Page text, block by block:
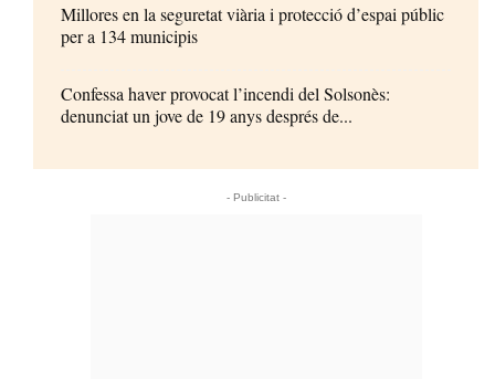
Millores en la seguretat viària i protecció d’espai públic
per a 134 municipis
Confessa haver provocat l’incendi del Solsonès:
denunciat un jove de 19 anys després de...
- Publicitat -